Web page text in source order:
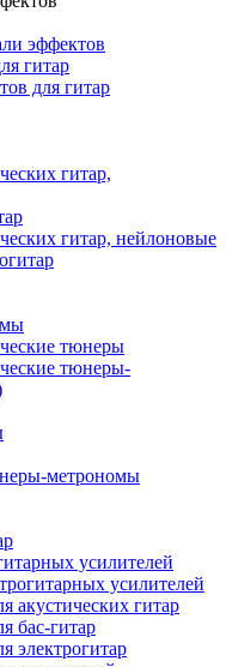
эффектов
гитар
для гитар
гитар,
гитар, нейлоновые
тюнеры
тюнеры-
метрономы
усилителей
усилителей
акустических гитар
бас-гитар
электрогитар